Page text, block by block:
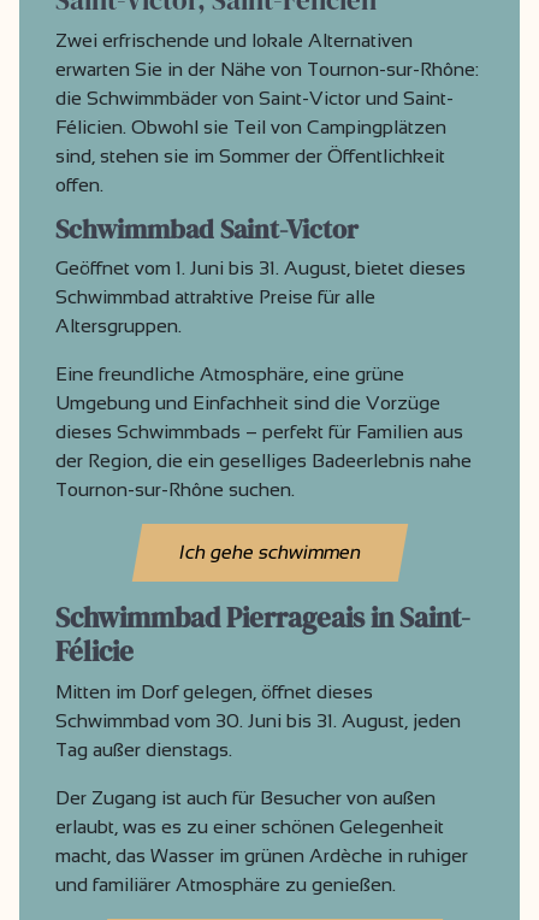
Zwei erfrischende und lokale Alternativen
erwarten Sie in der Nähe von Tournon-sur-Rhône:
die Schwimmbäder von Saint-Victor und Saint-
Félicien. Obwohl sie Teil von Campingplätzen
sind, stehen sie im Sommer der Öffentlichkeit
offen.
Schwimmbad Saint-Victor
Geöffnet vom 1. Juni bis 31. August, bietet dieses
Schwimmbad attraktive Preise für alle
Altersgruppen.
Eine freundliche Atmosphäre, eine grüne
Umgebung und Einfachheit sind die Vorzüge
dieses Schwimmbads – perfekt für Familien aus
der Region, die ein geselliges Badeerlebnis nahe
Tournon-sur-Rhône suchen.
Ich gehe schwimmen
Schwimmbad Pierrageais in Saint-
Félicie
Mitten im Dorf gelegen, öffnet dieses
Schwimmbad vom 30. Juni bis 31. August, jeden
Tag außer dienstags.
Der Zugang ist auch für Besucher von außen
erlaubt, was es zu einer schönen Gelegenheit
macht, das Wasser im grünen Ardèche in ruhiger
und familiärer Atmosphäre zu genießen.